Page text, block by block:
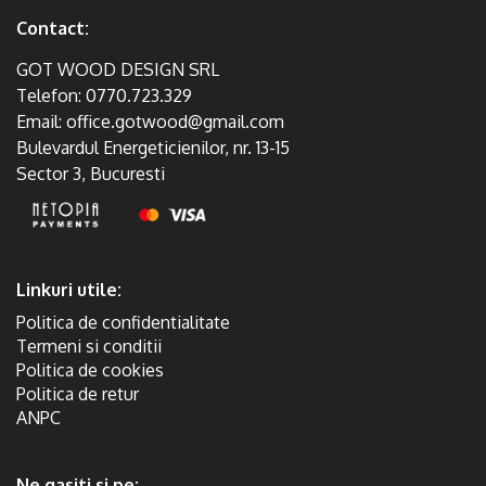
Contact:
GOT WOOD DESIGN SRL
Telefon: 0770.723.329
Email: office.gotwood@gmail.com
Bulevardul Energeticienilor, nr. 13-15
Sector 3, Bucuresti
Linkuri utile:
Politica de confidentialitate
Termeni si conditii
Politica de cookies
Politica de retur
ANPC